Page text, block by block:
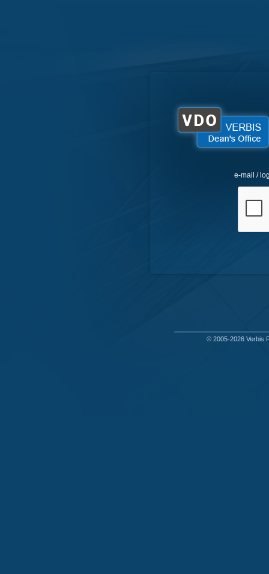
e-mail /
© 2005-2026 Verbis